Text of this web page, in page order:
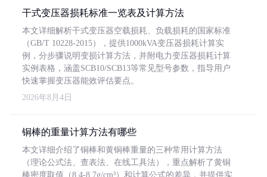
干式变压器损耗标准一览表及计算方法
本文详细解析干式变压器空载损耗、负载损耗的国家标准
（GB/T 10228-2015），提供1000kVA变压器损耗计算实
例，分步骤说明变损计算方法，并附电力变压器损耗计算
实例表格，涵盖SCB10/SCB13等常见型号参数，指导用户
快速掌握变压器能效评估要点。
2026年8月4日
铜棒的重量计算方法有哪些
本文详细介绍了铜棒和黄铜棒重量的三种常用计算方法
（理论公式法、查表法、在线工具法），重点解析了黄铜
棒密度取值（8.4-8.7g/cm³）和计算公式的差异，并提供实